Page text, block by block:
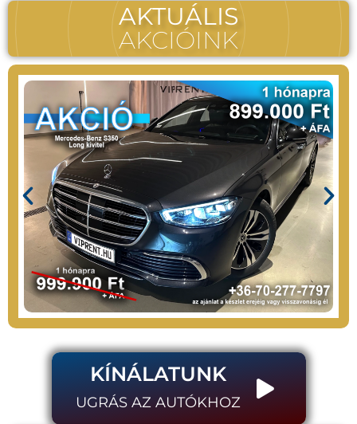
AKTUÁLIS
AKCIÓINK
KÍNÁLATUNK
UGRÁS AZ AUTÓKHOZ